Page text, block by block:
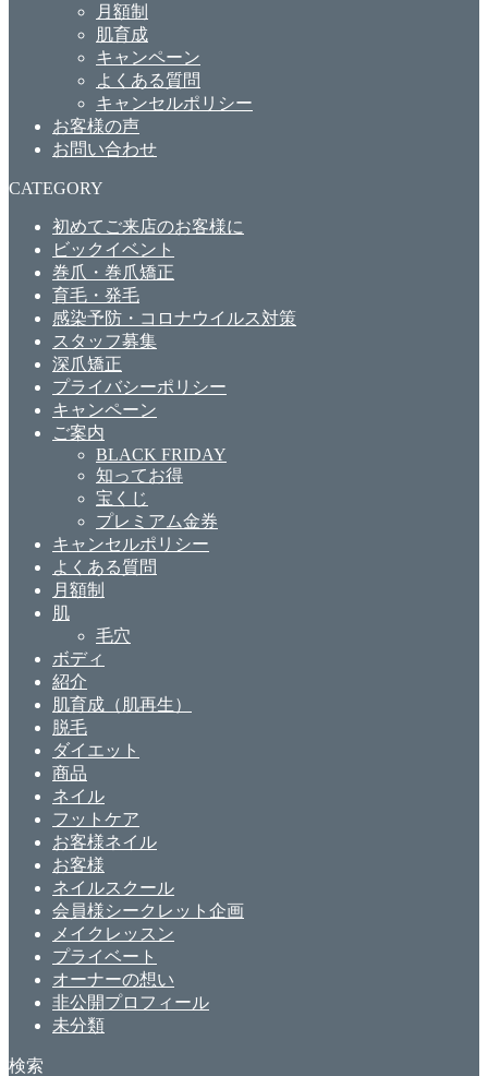
月額制
肌育成
キャンペーン
よくある質問
キャンセルポリシー
お客様の声
お問い合わせ
CATEGORY
初めてご来店のお客様に
ビックイベント
巻爪・巻爪矯正
育毛・発毛
感染予防・コロナウイルス対策
スタッフ募集
深爪矯正
プライバシーポリシー
キャンペーン
ご案内
BLACK FRIDAY
知ってお得
宝くじ
プレミアム金券
キャンセルポリシー
よくある質問
月額制
肌
毛穴
ボディ
紹介
肌育成（肌再生）
脱毛
ダイエット
商品
ネイル
フットケア
お客様ネイル
お客様
ネイルスクール
会員様シークレット企画
メイクレッスン
プライベート
オーナーの想い
非公開プロフィール
未分類
検索